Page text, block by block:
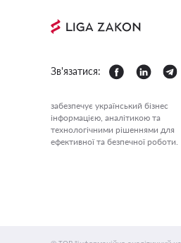
Зв'язатися:
забезпечує український бізнес
інформацією, аналітикою та
технологічними рішеннями для
ефективної та безпечної роботи.